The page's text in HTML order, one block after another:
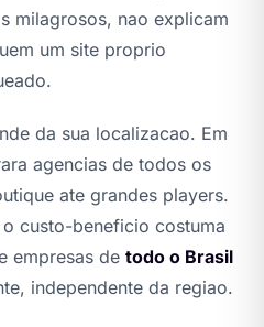
milagrosos, nao explicam
um site proprio
da sua localizacao. Em
agencias de todos os
ate grandes players.
o custo-beneficio costuma
empresas de todo o Brasil
independente da regiao.